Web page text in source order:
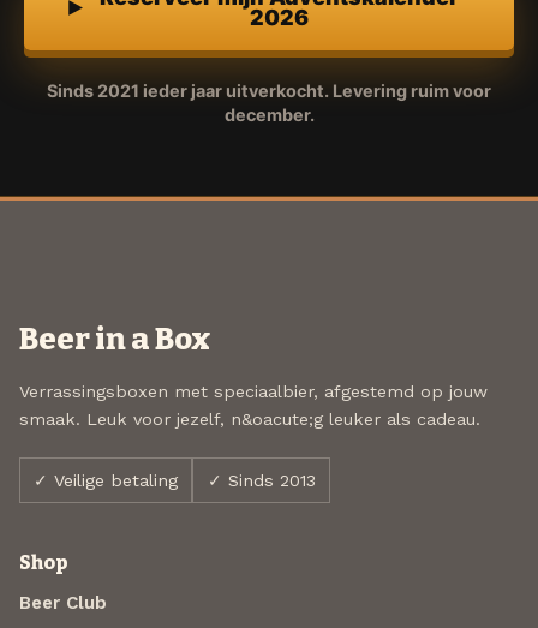
2026
Sinds 2021 ieder jaar uitverkocht. Levering ruim voor
december.
Beer in a Box
Verrassingsboxen met speciaalbier, afgestemd op jouw
smaak. Leuk voor jezelf, n&oacute;g leuker als cadeau.
✓ Veilige betaling ✓ Sinds 2013
Shop
Beer Club